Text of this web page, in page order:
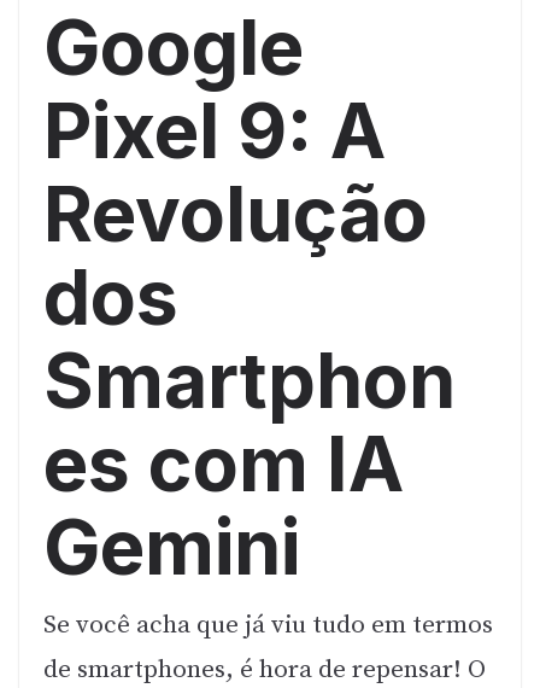
Google
Pixel 9: A
Revolução
dos
Smartphon
es com IA
Gemini
Se você acha que já viu tudo em termos
de smartphones, é hora de repensar! O